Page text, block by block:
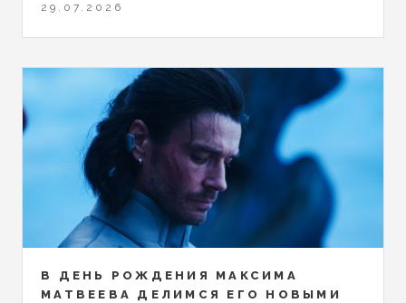
29.07.2026
В ДЕНЬ РОЖДЕНИЯ МАКСИМА
МАТВЕЕВА ДЕЛИМСЯ ЕГО НОВЫМИ